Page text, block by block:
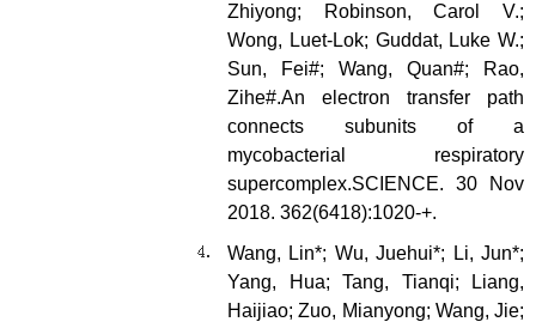
Zhiyong; Robinson, Carol V.;
Wong, Luet-Lok; Guddat, Luke W.;
Sun, Fei#; Wang, Quan#; Rao,
Zihe#.An electron transfer path
connects subunits of a
mycobacterial respiratory
supercomplex.SCIENCE. 30 Nov
2018. 362(6418):1020-+.
Wang, Lin*; Wu, Juehui*; Li, Jun*;
Yang, Hua; Tang, Tianqi; Liang,
Haijiao; Zuo, Mianyong; Wang, Jie;